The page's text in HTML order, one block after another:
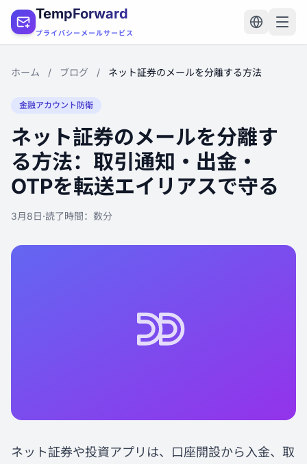
TempForward
プライバシーメールサービス
ホーム / ブログ / ネット証券のメールを分離する方法
金融アカウント防衛
ネット証券のメールを分離す
る方法：取引通知・出金・
OTPを転送エイリアスで守る
3月8日·読了時間：数分
ネット証券や投資アプリは、口座開設から入金、取